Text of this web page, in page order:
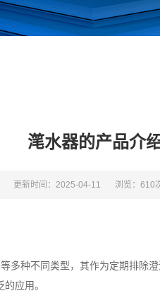
滗水器的产品介
更新时间：2025-04-11 浏览：610
种不同类型，其作为定期排除
应用。